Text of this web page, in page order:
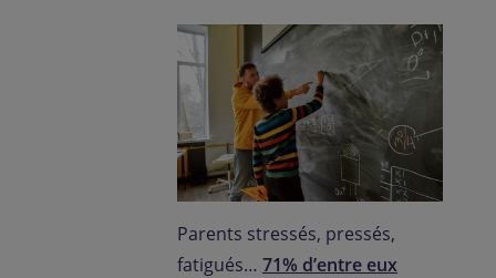
Parents stressés, pressés,
fatigués… 71% d’entre eux